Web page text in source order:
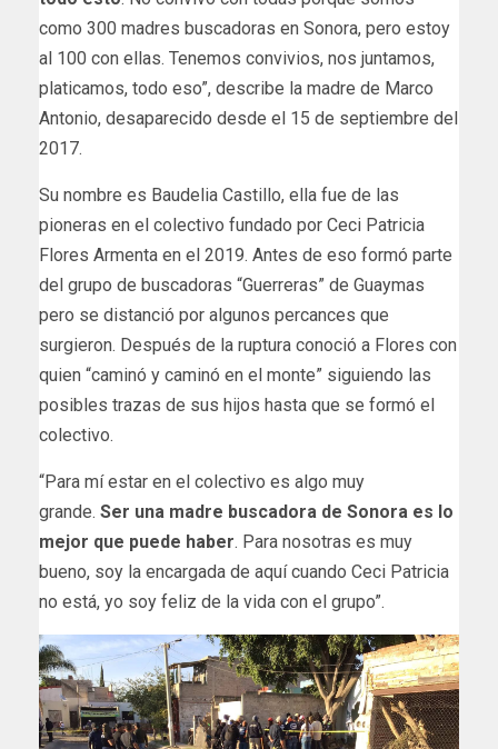
como 300 madres buscadoras en Sonora, pero estoy
al 100 con ellas. Tenemos convivios, nos juntamos,
platicamos, todo eso”, describe la madre de Marco
Antonio, desaparecido desde el 15 de septiembre del
2017.
Su nombre es Baudelia Castillo, ella fue de las
pioneras en el colectivo fundado por Ceci Patricia
Flores Armenta en el 2019. Antes de eso formó parte
del grupo de buscadoras “Guerreras” de Guaymas
pero se distanció por algunos percances que
surgieron. Después de la ruptura conoció a Flores con
quien “caminó y caminó en el monte” siguiendo las
posibles trazas de sus hijos hasta que se formó el
colectivo.
“Para mí estar en el colectivo es algo muy
grande. Ser una madre buscadora de Sonora es lo
mejor que puede haber. Para nosotras es muy
bueno, soy la encargada de aquí cuando Ceci Patricia
no está, yo soy feliz de la vida con el grupo”.